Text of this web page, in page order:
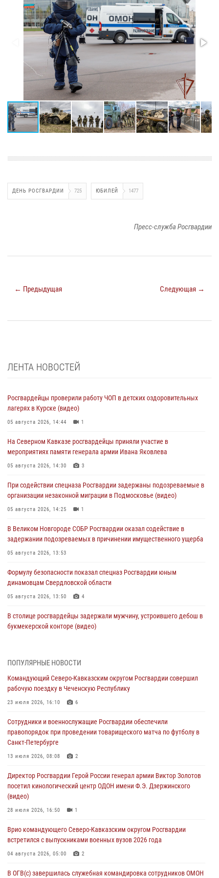
ДЕНЬ РОСГВАРДИИ 725 ЮБИЛЕЙ 1477
Пресс-служба Росгвардии
← Предыдущая Следующая →
ЛЕНТА НОВОСТЕЙ
Росгвардейцы проверили работу ЧОП в детских оздоровительных
лагерях в Курске (видео)
05 августа 2026, 14:44 1
На Северном Кавказе росгвардейцы приняли участие в
мероприятиях памяти генерала армии Ивана Яковлева
05 августа 2026, 14:30 3
При содействии спецназа Росгвардии задержаны подозреваемые в
организации незаконной миграции в Подмосковье (видео)
05 августа 2026, 14:25 1
В Великом Новгороде СОБР Росгвардии оказал содействие в
задержании подозреваемых в причинении имущественного ущерба
05 августа 2026, 13:53
Формулу безопасности показал спецназ Росгвардии юным
динамовцам Свердловской области
05 августа 2026, 13:50 4
В столице росгвардейцы задержали мужчину, устроившего дебош в
букмекерской конторе (видео)
В Удмуртии при силовой поддержке спецназа Росгвардии
оздоровительных услуг (видео)
05 августа 2026, 13:20
посетили мастер-класс по художественной гимнастике
05 августа 2026, 13:00 3
Офицеры Росгвардии и ветераны войск правопорядка почтили
05 августа 2026, 12:40
Росгвардейцы приняли участие в акции «Волна памяти»,
посвящённой 83‑й годовщине освобождения Белгорода от
05 августа 2026, 12:13 1
ПОПУЛЯРНЫЕ НОВОСТИ
Командующий Северо-Кавказским округом Росгвардии совершил
рабочую поездку в Чеченскую Республику
23 июля 2026, 16:10 6
Сотрудники и военнослужащие Росгвардии обеспечили
правопорядок при проведении товарищеского матча по футболу в
Санкт-Петербурге
13 июля 2026, 08:08 2
Директор Росгвардии Герой России генерал армии Виктор Золотов
посетил кинологический центр ОДОН имени Ф.Э. Дзержинского
(видео)
28 июля 2026, 16:50 1
Врио командующего Северо-Кавказским округом Росгвардии
встретился с выпускниками военных вузов 2026 года
04 августа 2026, 05:00 2
В ОГВ(с) завершилась служебная командировка сотрудников ОМОН